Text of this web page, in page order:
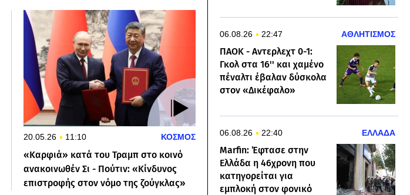
20.05.26 11:10 ΚΟΣΜΟΣ
«Καρφιά» κατά του Τραμπ στο κοινό
ανακοινωθέν Σι - Πούτιν: «Κίνδυνος
επιστροφής στον νόμο της ζούγκλας»
06.08.26 22:47 ΑΘΛΗΤΙΣΜΟΣ
ΠΑΟΚ - Αντερλεχτ 0-1:
Γκολ στα 16'' και χαμένο
πέναλτι έβαλαν δύσκολα
στον «Δικέφαλο»
06.08.26 22:40 ΕΛΛΑΔΑ
Marfin: Έφτασε στην
Ελλάδα η 46χρονη που
κατηγορείται για
εμπλοκή στον φονικό